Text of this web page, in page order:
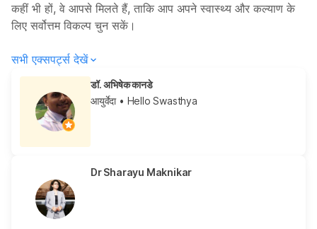
कहीं भी हों, वे आपसे मिलते हैं, ताकि आप अपने स्वास्थ्य और कल्याण के
लिए सर्वोत्तम विकल्प चुन सकें।
सभी एक्सपर्ट्स देखें
डॉ. अभिषेक कानडे
आयुर्वेदा• Hello Swasthya
Dr Sharayu Maknikar